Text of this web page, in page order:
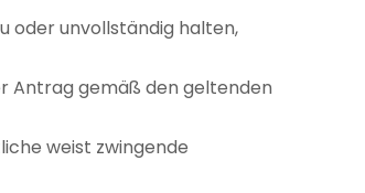
oder unvollständig halten,
Antrag gemäß den geltenden
weist zwingende